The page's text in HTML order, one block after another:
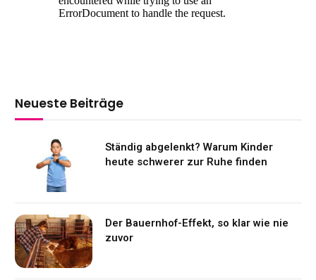
Neueste Beiträge
Ständig abgelenkt? Warum Kinder
heute schwerer zur Ruhe finden
Der Bauernhof-Effekt, so klar wie nie
zuvor